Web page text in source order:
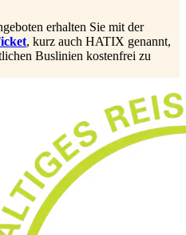
erhalten Sie mit der
, kurz auch HATIX genannt,
Buslinien kostenfrei zu